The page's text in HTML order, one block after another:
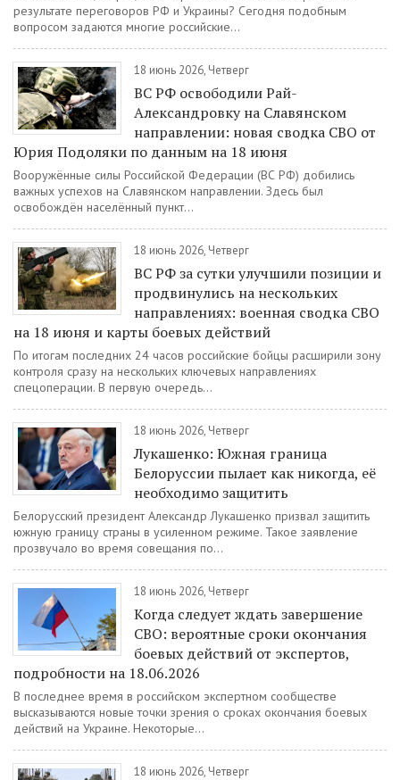
результате переговоров РФ и Украины? Сегодня подобным
вопросом задаются многие российские...
18 июнь 2026, Четверг
ВС РФ освободили Рай-
Александровку на Славянском
направлении: новая сводка СВО от
Юрия Подоляки по данным на 18 июня
Вооружённые силы Российской Федерации (ВС РФ) добились
важных успехов на Славянском направлении. Здесь был
освобождён населённый пункт...
18 июнь 2026, Четверг
ВС РФ за сутки улучшили позиции и
продвинулись на нескольких
направлениях: военная сводка СВО
на 18 июня и карты боевых действий
По итогам последних 24 часов российские бойцы расширили зону
контроля сразу на нескольких ключевых направлениях
спецоперации. В первую очередь...
18 июнь 2026, Четверг
Лукашенко: Южная граница
Белоруссии пылает как никогда, её
необходимо защитить
Белорусский президент Александр Лукашенко призвал защитить
южную границу страны в усиленном режиме. Такое заявление
прозвучало во время совещания по...
18 июнь 2026, Четверг
Когда следует ждать завершение
СВО: вероятные сроки окончания
боевых действий от экспертов,
подробности на 18.06.2026
В последнее время в российском экспертном сообществе
высказываются новые точки зрения о сроках окончания боевых
действий на Украине. Некоторые...
18 июнь 2026, Четверг